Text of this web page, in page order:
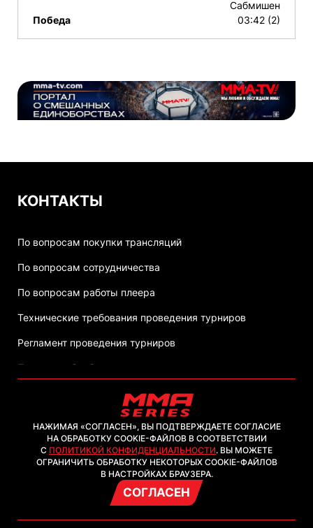
Победа
Сабмишен
03:42 (2)
КОНТАКТЫ
По вопросам покупки трансляций
По вопросам сотрудничества
По вопросам работы плеера
Технические требования проведения турниров
Регламент проведения турниров
Политика обработки персональных данных
2026, ООО "ММА-ТВ.КОМ"
НАЖИМАЯ «СОГЛАСЕН», ВЫ ПОДТВЕРЖДАЕТЕ СОГЛАСИЕ
НА ОБРАБОТКУ COOKIE-ФАЙЛОВ В СООТВЕТСТВИИ
С ПОЛИТИКОЙ КОНФИДЕНЦИАЛЬНОСТИ. ВЫ МОЖЕТЕ
ОГРАНИЧИТЬ ОБРАБОТКУ НЕКОТОРЫХ COOKIE-ФАЙЛОВ
В НАСТРОЙКАХ БРАУЗЕРА.
СОГЛАСЕН